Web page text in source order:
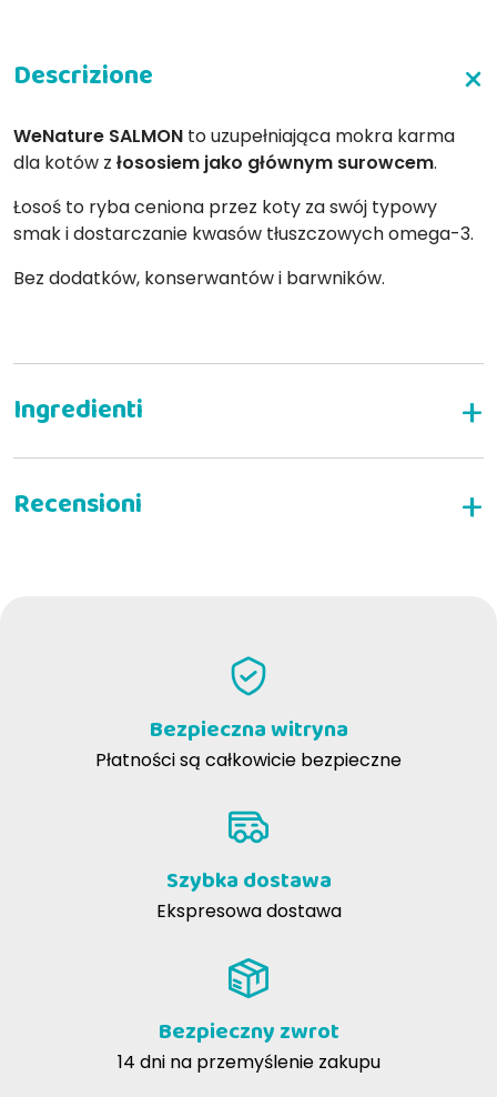
WeNature SALMON to uzupełniająca mokra karma
dla kotów z łososiem jako głównym surowcem.
Łosoś to ryba ceniona przez koty za swój typowy
smak i dostarczanie kwasów tłuszczowych omega-3.
Bez dodatków, konserwantów i barwników.
ŁOSOŚ I TUŃCZYK
Bezpieczna witryna
Płatności są całkowicie bezpieczne
Szybka dostawa
Ekspresowa dostawa
Bezpieczny zwrot
14 dni na przemyślenie zakupu